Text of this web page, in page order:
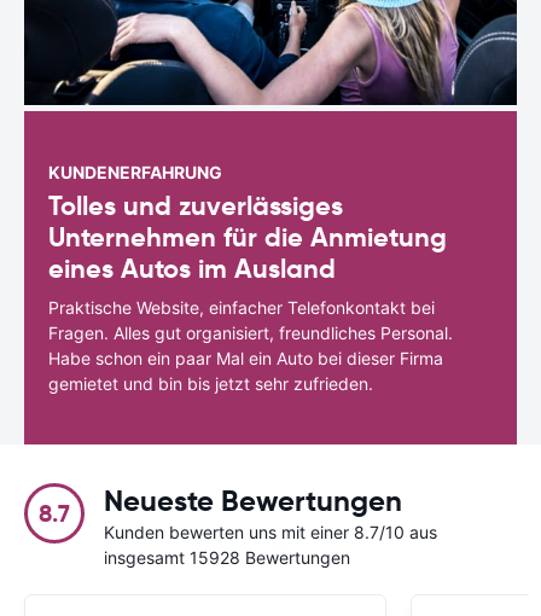
KUNDENERFAHRUNG
Tolles und zuverlässiges
Unternehmen für die Anmietung
eines Autos im Ausland
Praktische Website, einfacher Telefonkontakt bei
Fragen. Alles gut organisiert, freundliches Personal.
Habe schon ein paar Mal ein Auto bei dieser Firma
gemietet und bin bis jetzt sehr zufrieden.
8.7 Neueste Bewertungen
Kunden bewerten uns mit einer 8.7/10 aus
insgesamt 15928 Bewertungen